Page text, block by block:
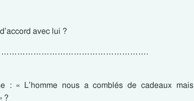
avec lui ?
: « L’homme nous a comblés de cadeaux mais
?